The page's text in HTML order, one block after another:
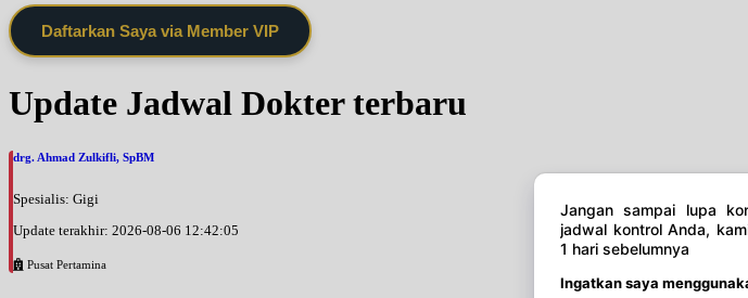
Daftarkan Saya via Member VIP
Update Jadwal Dokter terbaru
drg. Ahmad Zulkifli, SpBM
Spesialis: Gigi
Update terakhir: 2026-08-06 12:42:05
Pusat Pertamina